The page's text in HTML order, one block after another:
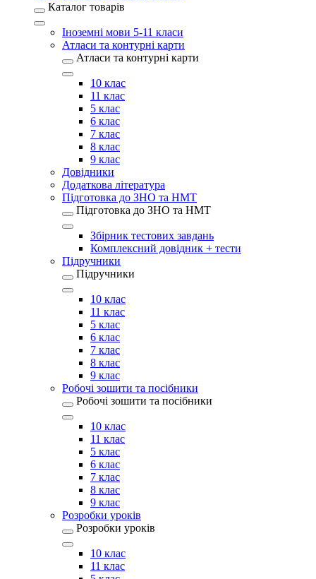
Каталог товарів
Іноземні мови 5-11 класи
Атласи та контурні карти
Атласи та контурні карти
10 клас
11 клас
5 клас
6 клас
7 клас
8 клас
9 клас
Довідники
Додаткова література
Підготовка до ЗНО та НМТ
Підготовка до ЗНО та НМТ
Збірник тестових завдань
Комплексний довідник + тести
Підручники
Підручники
10 клас
11 клас
5 клас
6 клас
7 клас
8 клас
9 клас
Робочі зошити та посібники
Робочі зошити та посібники
10 клас
11 клас
5 клас
6 клас
7 клас
8 клас
9 клас
Розробки уроків
Розробки уроків
10 клас
11 клас